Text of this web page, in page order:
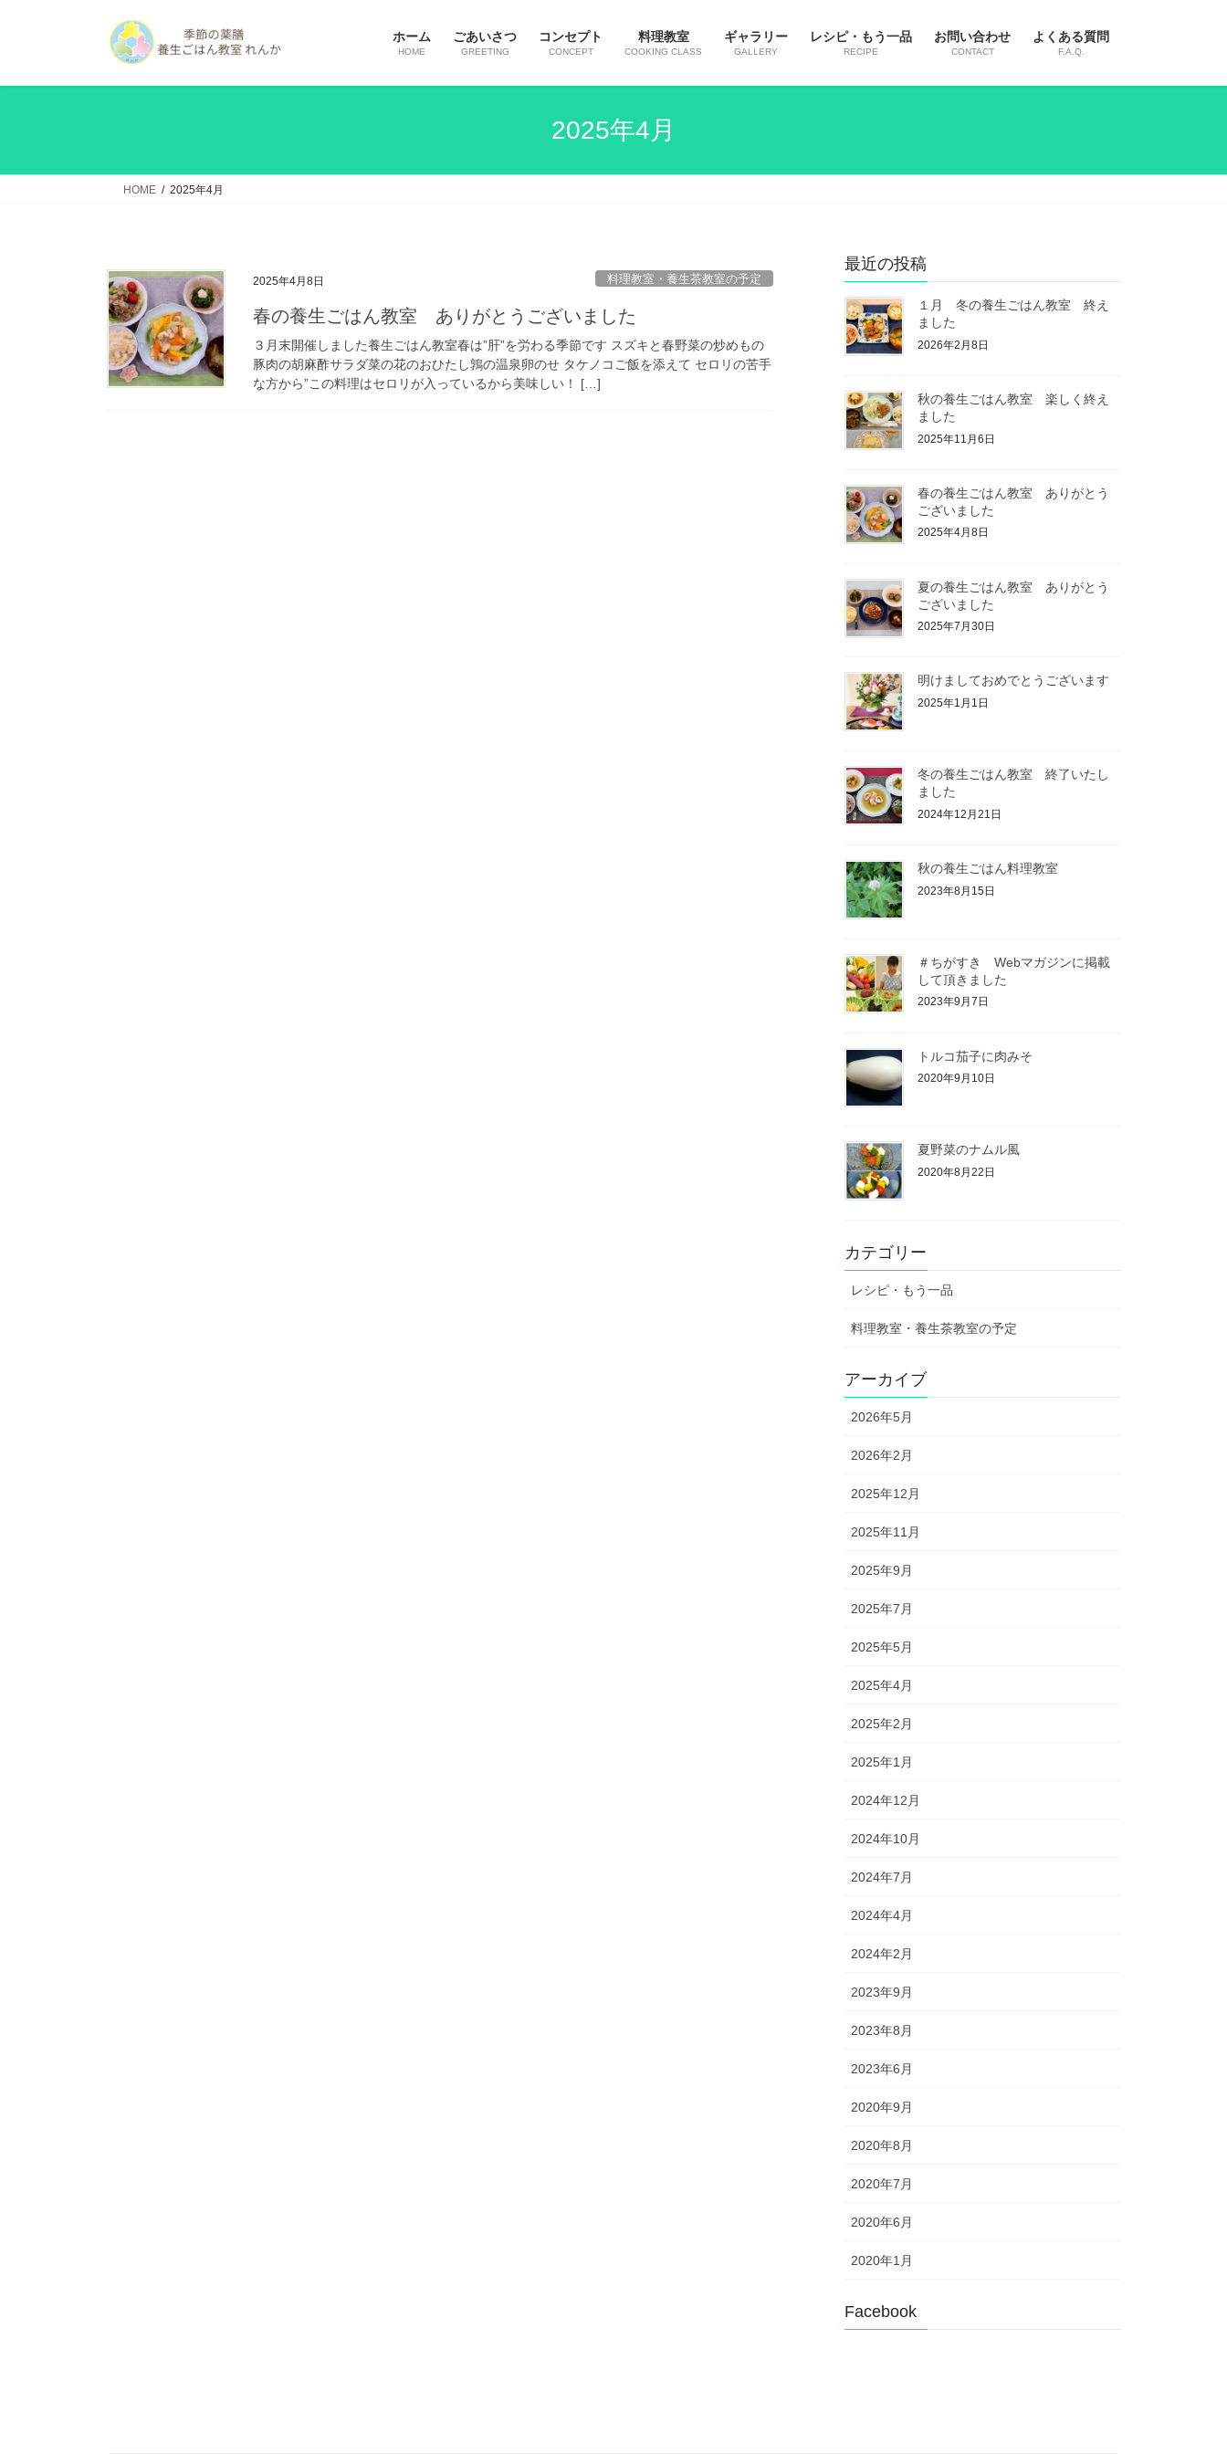
ホーム
HOME
ごあいさつ
GREETING
コンセプト
CONCEPT
料理教室
COOKING CLASS
ギャラリー
GALLERY
レシピ・もう一品
RECIPE
お問い合わせ
CONTACT
よくある質問
F.A.Q.
2025年4月
HOME 2025年4月
2025年4月8日 料理教室・養生茶教室の予定
春の養生ごはん教室 ありがとうございました
３月末開催しました養生ごはん教室春は”肝”を労わる季節です スズキと春野菜の炒めもの
豚肉の胡麻酢サラダ菜の花のおひたし鶉の温泉卵のせ タケノコご飯を添えて セロリの苦手
な方から”この料理はセロリが入っているから美味しい！ […]
最近の投稿
１月 冬の養生ごはん教室 終え
ました
2026年2月8日
秋の養生ごはん教室 楽しく終え
ました
2025年11月6日
春の養生ごはん教室 ありがとう
ございました
2025年4月8日
夏の養生ごはん教室 ありがとう
ございました
2025年7月30日
明けましておめでとうございます
2025年1月1日
冬の養生ごはん教室 終了いたし
ました
2024年12月21日
秋の養生ごはん料理教室
2023年8月15日
＃ちがすき Webマガジンに掲載
して頂きました
2023年9月7日
トルコ茄子に肉みそ
2020年9月10日
夏野菜のナムル風
2020年8月22日
カテゴリー
レシピ・もう一品
料理教室・養生茶教室の予定
アーカイブ
2026年5月
2026年2月
2025年12月
2025年11月
2025年9月
2025年7月
2025年5月
2025年4月
2025年2月
2025年1月
2024年12月
2024年10月
2024年7月
2024年4月
2024年2月
2023年9月
2023年8月
2023年6月
2020年9月
2020年8月
2020年7月
2020年6月
2020年1月
Facebook